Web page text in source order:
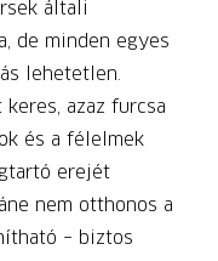
általi
de minden egyes
lehetetlen.
azaz furcsa
és a félelmek
erejét
nem otthonos a
– biztos